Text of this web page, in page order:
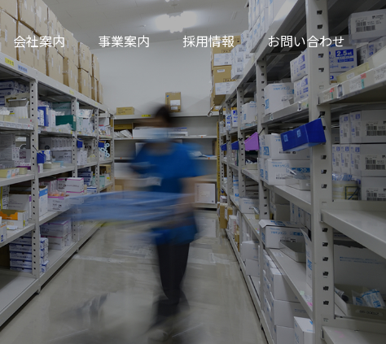
会社案内 事業案内 採用情報 お問い合わせ